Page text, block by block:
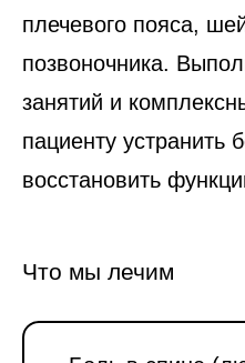
плечевого пояса,
позвоночника.
занятий и
пациенту устранить
восстановить
Что мы лечим